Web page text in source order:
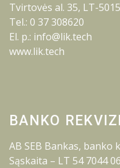
Tvirtovės al. 35, LT-
Tel.: 0 37 308620
El. p.: info@lik.tech
www.lik.tech
BANKO
AB SEB Bankas, banko
Sąskaita – LT 54 7044